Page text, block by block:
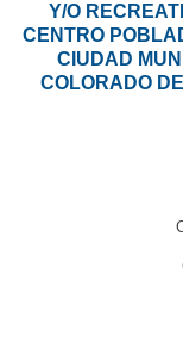
Y/O
CENTRO
CIUDAD
COLORADO